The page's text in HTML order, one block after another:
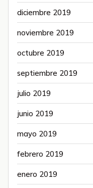
diciembre 2019
noviembre 2019
octubre 2019
septiembre 2019
julio 2019
junio 2019
mayo 2019
febrero 2019
enero 2019